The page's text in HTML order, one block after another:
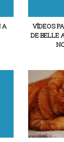
A
VÍDEOS
DE BELLE